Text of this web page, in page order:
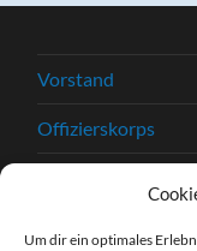
Um dir ein optimales
Vorstand
Offizierskorps